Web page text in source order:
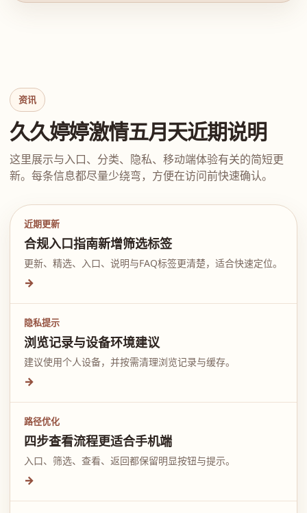
资讯
久久婷婷激情五月天近期说明
这里展示与入口、分类、隐私、移动端体验有关的简短更
新。每条信息都尽量少绕弯，方便在访问前快速确认。
近期更新
合规入口指南新增筛选标签
更新、精选、入口、说明与FAQ标签更清楚，适合快速定位。
→
隐私提示
浏览记录与设备环境建议
建议使用个人设备，并按需清理浏览记录与缓存。
→
路径优化
四步查看流程更适合手机端
入口、筛选、查看、返回都保留明显按钮与提示。
→